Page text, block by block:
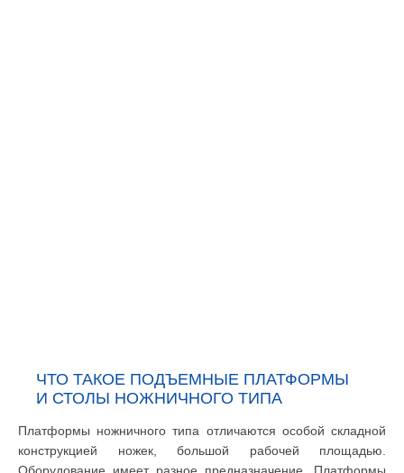
ЧТО ТАКОЕ ПОДЪЕМНЫЕ ПЛАТФОРМЫ
И СТОЛЫ НОЖНИЧНОГО ТИПА
Платформы ножничного типа отличаются особой складной
конструкцией ножек, большой рабочей площадью.